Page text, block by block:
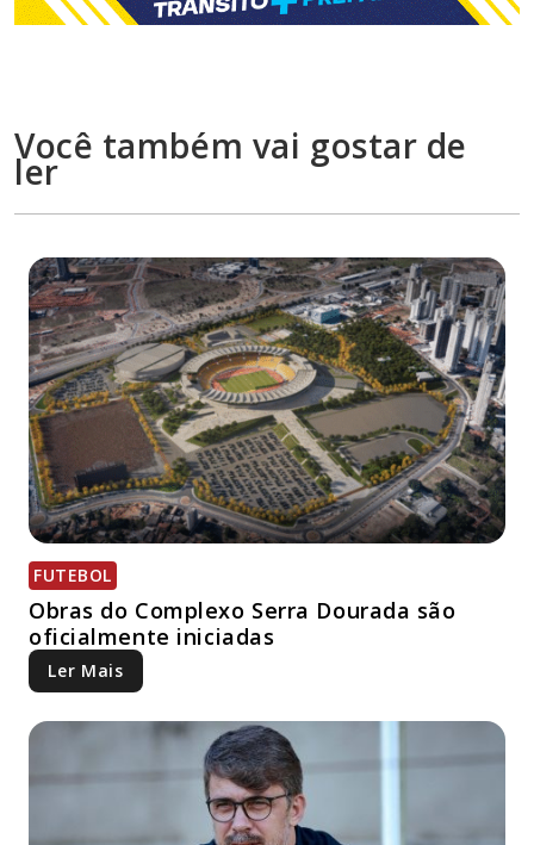
Você também vai gostar de
ler
FUTEBOL
Obras do Complexo Serra Dourada são
oficialmente iniciadas
Ler Mais